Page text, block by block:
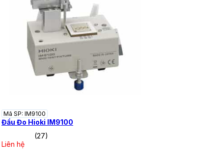
Mã SP: IM9100
Đầu Đo Hioki IM9100
(27)
Liên hệ